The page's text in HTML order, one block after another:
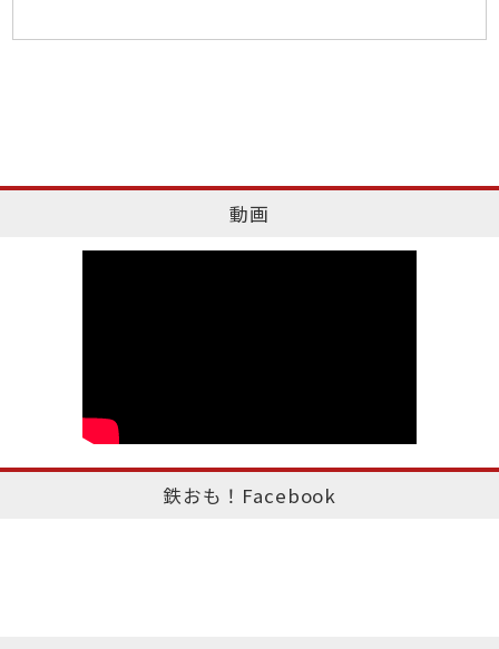
動画
鉄おも！Facebook